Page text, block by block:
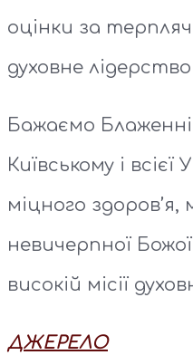
оцінки за
духовне
Бажаємо
Київському і
міцного
невичерпної
високій місії
ДЖЕРЕЛО